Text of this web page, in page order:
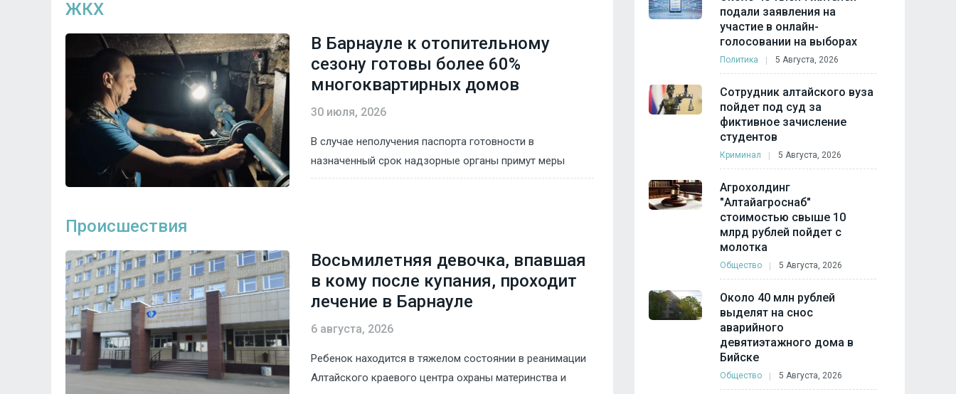
ЖКХ
В Барнауле к отопительному
сезону готовы более 60%
многоквартирных домов
30 июля, 2026
В случае неполучения паспорта готовности в
назначенный срок надзорные органы примут меры
Происшествия
Восьмилетняя девочка, впавшая
в кому после купания, проходит
лечение в Барнауле
6 августа, 2026
Ребенок находится в тяжелом состоянии в реанимации
Алтайского краевого центра охраны материнства и
подали заявления на
участие в онлайн-
голосовании на выборах
Политика 5 Августа, 2026
Сотрудник алтайского вуза
пойдет под суд за
фиктивное зачисление
студентов
Криминал 5 Августа, 2026
Агрохолдинг
"Алтайагроснаб"
стоимостью свыше 10
млрд рублей пойдет с
молотка
Общество 5 Августа, 2026
Около 40 млн рублей
выделят на снос
аварийного
девятиэтажного дома в
Бийске
Общество 5 Августа, 2026